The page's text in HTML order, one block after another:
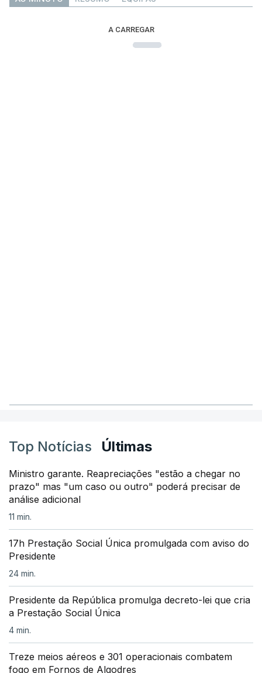
A CARREGAR
Top Notícias Últimas
Ministro garante. Reapreciações "estão a chegar no
prazo" mas "um caso ou outro" poderá precisar de
análise adicional
11 min.
17h Prestação Social Única promulgada com aviso do
Presidente
24 min.
Presidente da República promulga decreto-lei que cria
a Prestação Social Única
4 min.
Treze meios aéreos e 301 operacionais combatem
fogo em Fornos de Algodres